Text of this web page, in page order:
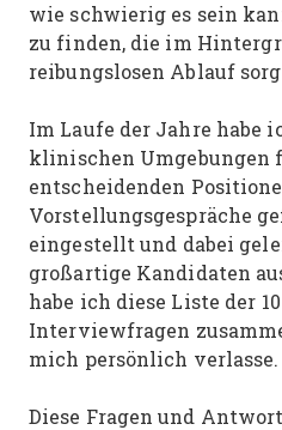
wie schwierig es sein
zu finden, die im
reibungslosen Ablauf
Im Laufe der Jahre habe
klinischen Umgebungen
entscheidenden
Vorstellungsgespräche
eingestellt und dabei
großartige Kandidaten
habe ich diese Liste der
Interviewfragen
mich persönlich verlasse.
Diese Fragen und